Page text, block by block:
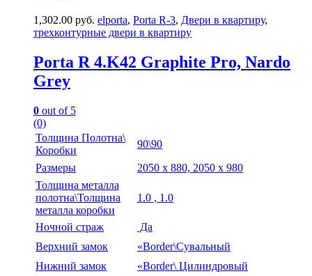
1,302.00 руб. elporta, Porta R-3, Двери в квартиру,
трехконтурные двери в квартиру
Porta R 4.K42 Graphite Pro, Nardo
Grey
0 out of 5
(0)
Толщина Полотна\
Коробки
90\90
Размеры
2050 х 880, 2050 х 980
Толщина металла
полотна\Толщина
металла коробки
1.0 , 1.0
Ночной страж
Да
Верхний замок
«Border\Сувальный
Нижний замок
«Border\ Цилиндровый